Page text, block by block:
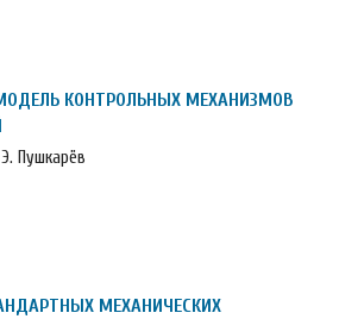
КОНТРОЛЬНЫХ МЕХАНИЗМОВ
Пушкарёв
МЕХАНИЧЕСКИХ